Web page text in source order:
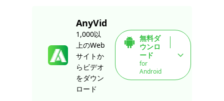
AnyVid
1,000以
上のWeb
サイトか
らビデオ
をダウン
ロード
無料ダ
ウンロ
ード
for
Android